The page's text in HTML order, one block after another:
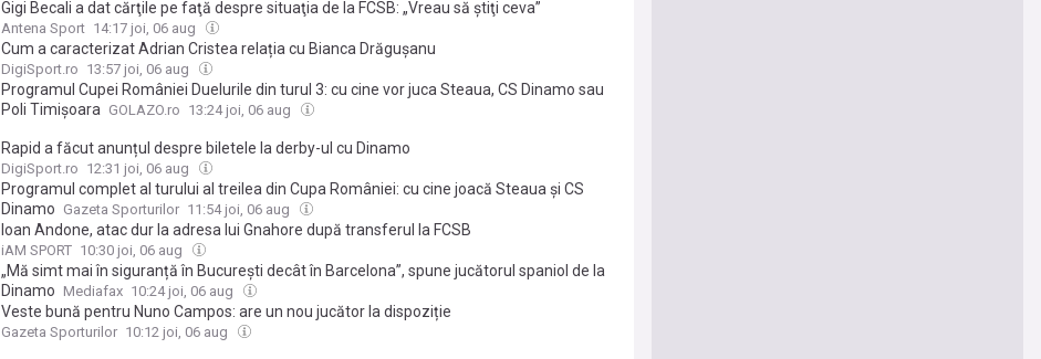
Gigi Becali a dat cărţile pe faţă despre situaţia de la FCSB: „Vreau să ştiţi ceva”
Antena Sport 14:17 joi, 06 aug
Cum a caracterizat Adrian Cristea relația cu Bianca Drăgușanu
DigiSport.ro 13:57 joi, 06 aug
Programul Cupei României Duelurile din turul 3: cu cine vor juca Steaua, CS Dinamo sau
Poli Timișoara GOLAZO.ro 13:24 joi, 06 aug
Rapid a făcut anunțul despre biletele la derby-ul cu Dinamo
DigiSport.ro 12:31 joi, 06 aug
Programul complet al turului al treilea din Cupa României: cu cine joacă Steaua și CS
Dinamo Gazeta Sporturilor 11:54 joi, 06 aug
Ioan Andone, atac dur la adresa lui Gnahore după transferul la FCSB
iAM SPORT 10:30 joi, 06 aug
„Mă simt mai în siguranță în București decât în Barcelona”, spune jucătorul spaniol de la
Dinamo Mediafax 10:24 joi, 06 aug
Veste bună pentru Nuno Campos: are un nou jucător la dispoziție
Gazeta Sporturilor 10:12 joi, 06 aug